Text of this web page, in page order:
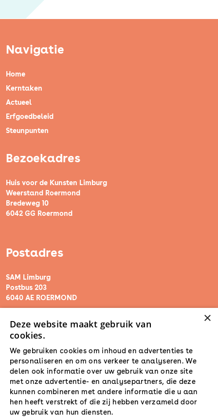
Navigatie
Home
Kerntaken
Actueel
Erfgoedbeleid
Steunpunten
Bezoekadres
Huis voor de Kunsten Limburg
Weerstand Roermond
Bredeweg 10
6042 GG Roermond
Postadres
SAM Limburg
Postbus 203
6040 AE ROERMOND
steunpunt@sam-limburg.nl
0475-399281
×
Deze website maakt gebruik van
cookies.
We gebruiken cookies om inhoud en advertenties te
personaliseren en om ons verkeer te analyseren. We
delen ook informatie over uw gebruik van onze site
met onze advertentie- en analysepartners, die deze
kunnen combineren met andere informatie die u aan
hen heeft verstrekt of die zij hebben verzameld door
uw gebruik van hun diensten.